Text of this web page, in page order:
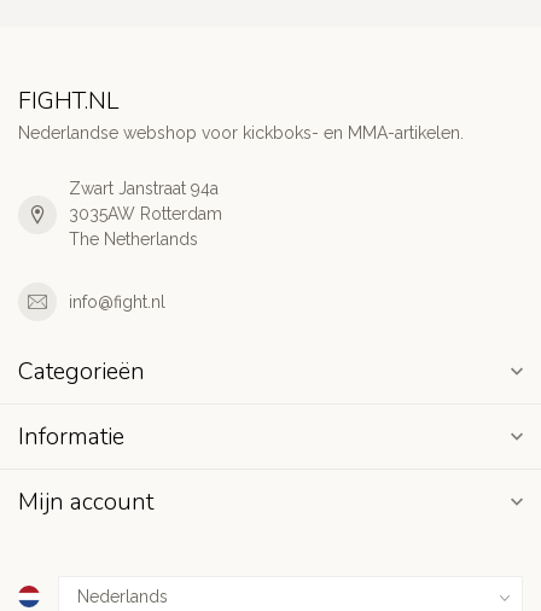
FIGHT.NL
Nederlandse webshop voor kickboks- en MMA-artikelen.
Zwart Janstraat 94a
3035AW Rotterdam
The Netherlands
info@fight.nl
Categorieën
Informatie
Mijn account